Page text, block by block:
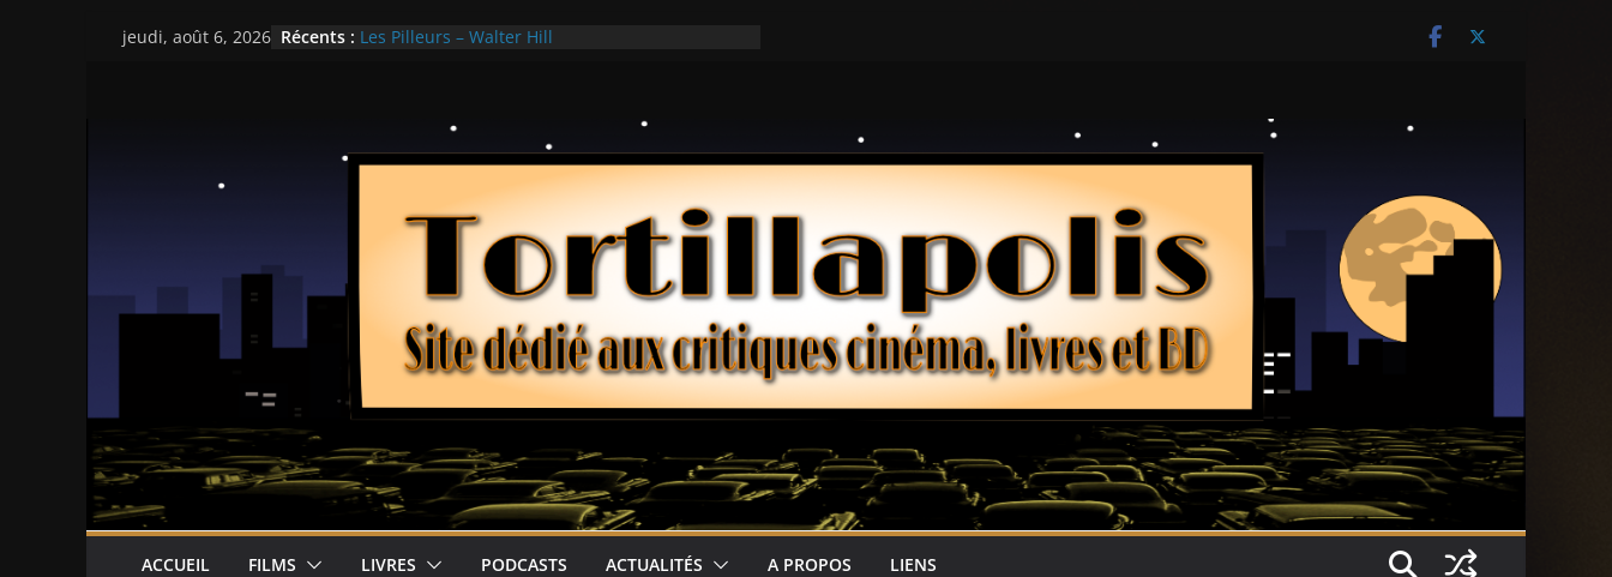
Passerjeudi, août 6, 2026 Récents : Les Pilleurs – Walter Hill
ACCUEIL FILMS LIVRES PODCASTS ACTUALITÉS A PROPOS LIENS